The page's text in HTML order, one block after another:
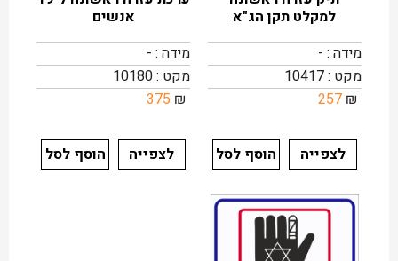
למקלט תקן הג"א
מידה : -
מקט : 10417
₪
257
לצפייה הוסף לסל
אנשים
מידה : -
מקט : 10180
₪
375
לצפייה הוסף לסל